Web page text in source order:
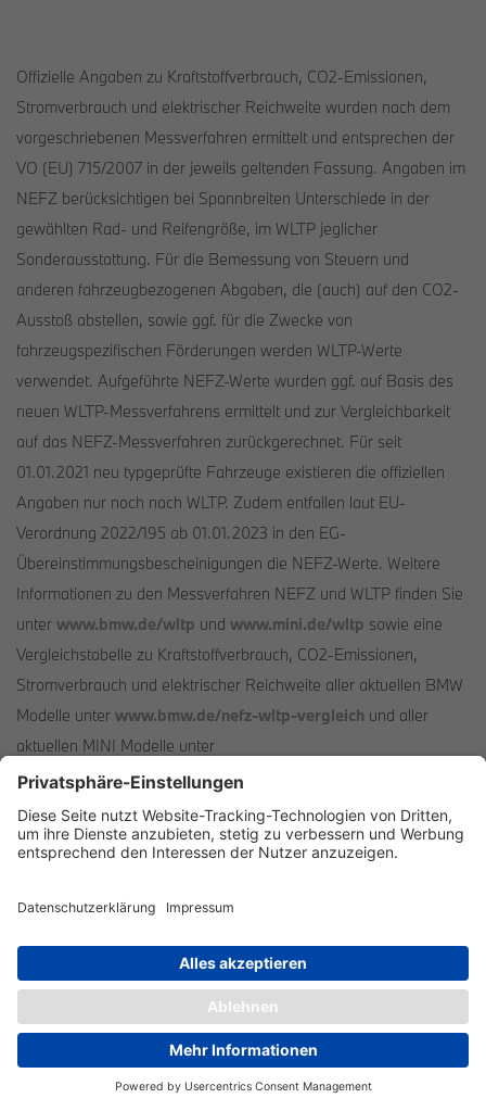
Offizielle Angaben zu Kraftstoffverbrauch, CO2-Emissionen,
Stromverbrauch und elektrischer Reichweite wurden nach dem
vorgeschriebenen Messverfahren ermittelt und entsprechen der
VO (EU) 715/2007 in der jeweils geltenden Fassung. Angaben im
NEFZ berücksichtigen bei Spannbreiten Unterschiede in der
gewählten Rad- und Reifengröße, im WLTP jeglicher
Sonderausstattung. Für die Bemessung von Steuern und
anderen fahrzeugbezogenen Abgaben, die (auch) auf den CO2-
Ausstoß abstellen, sowie ggf. für die Zwecke von
fahrzeugspezifischen Förderungen werden WLTP-Werte
verwendet. Aufgeführte NEFZ-Werte wurden ggf. auf Basis des
neuen WLTP-Messverfahrens ermittelt und zur Vergleichbarkeit
auf das NEFZ-Messverfahren zurückgerechnet. Für seit
01.01.2021 neu typgeprüfte Fahrzeuge existieren die offiziellen
Angaben nur noch nach WLTP. Zudem entfallen laut EU-
Verordnung 2022/195 ab 01.01.2023 in den EG-
Übereinstimmungsbescheinigungen die NEFZ-Werte. Weitere
Informationen zu den Messverfahren NEFZ und WLTP finden Sie
unter www.bmw.de/wltp und www.mini.de/wltp sowie eine
Vergleichstabelle zu Kraftstoffverbrauch, CO2-Emissionen,
Stromverbrauch und elektrischer Reichweite aller aktuellen BMW
Modelle unter www.bmw.de/nefz-wltp-vergleich und aller
aktuellen MINI Modelle unter
www.mini.de/de_DE/home/footer/wltp.html
Informationen zum offiziellen Kraftstoffverbrauch und den
offiziellen spezifischen CO2-Emissionen neuer
Personenkraftwagen können dem 'Leitfaden über den
der an allen Verkaufsstellen, bei der Deutschen Automobil
Treuhand GmbH (DAT), Hellmuth-Hirth-Str. 1, 73760 Ostfildern-
Scharnhausen, und unter
https://www.dat.de/co2/
unentgeltlich erhältlich ist.